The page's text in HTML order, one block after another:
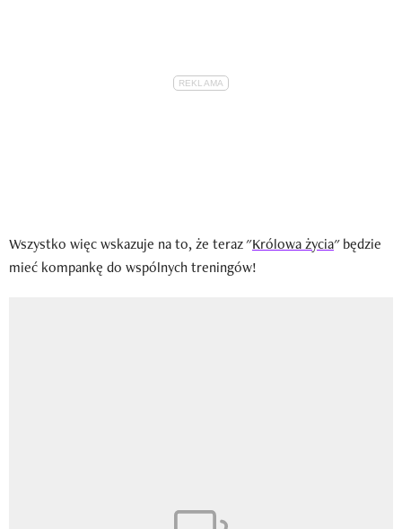
Wszystko więc wskazuje na to, że teraz "Królowa życia" będzie
mieć kompankę do wspólnych treningów!